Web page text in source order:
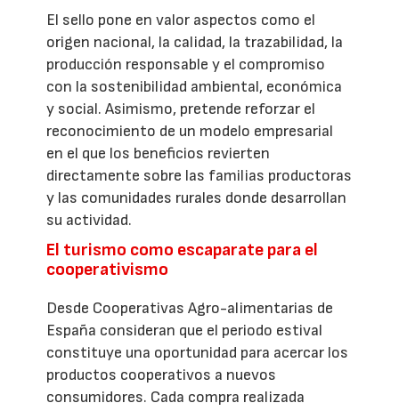
El sello pone en valor aspectos como el
origen nacional, la calidad, la trazabilidad, la
producción responsable y el compromiso
con la sostenibilidad ambiental, económica
y social. Asimismo, pretende reforzar el
reconocimiento de un modelo empresarial
en el que los beneficios revierten
directamente sobre las familias productoras
y las comunidades rurales donde desarrollan
su actividad.
El turismo como escaparate para el
cooperativismo
Desde Cooperativas Agro-alimentarias de
España consideran que el periodo estival
constituye una oportunidad para acercar los
productos cooperativos a nuevos
consumidores. Cada compra realizada